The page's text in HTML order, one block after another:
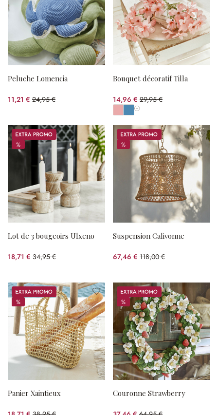
Peluche Lomencia
11,21 € 24,95 €
(55.07%spared)
Bouquet décoratif Tilla
14,96 € 29,95 €
(50.05%spared)
Afficher toutes les couleurs
Promos
%
%
Lot de 3 bougeoirs Ulxeno
18,71 € 34,95 €
(46.47%spared)
Promos
%
%
Suspension Calivonne
67,46 € 118,00 €
(42.83%spared)
Promos
%
%
Panier Xaintieux
Promos
%
%
Couronne Strawberry